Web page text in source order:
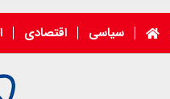
سیاسی اقتصادی